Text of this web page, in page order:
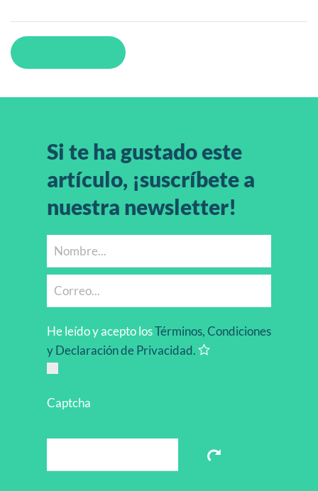
Si te ha gustado este
artículo, ¡suscríbete a
nuestra newsletter!
He leído y acepto losTérminos, Condiciones
y Declaración de Privacidad.
Captcha